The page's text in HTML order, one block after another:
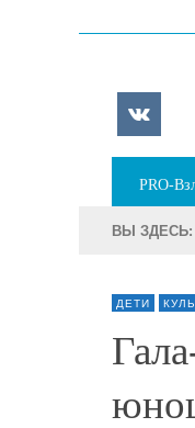
PRO-
ВЫ ЗДЕСЬ:
ДЕТИ